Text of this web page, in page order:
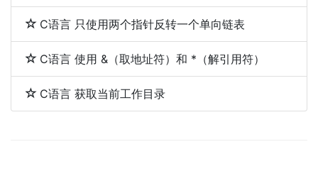
C语言 只使用两个指针反转一个单向链表
C语言 使用 &（取地址符）和 *（解引用符）
C语言 获取当前工作目录